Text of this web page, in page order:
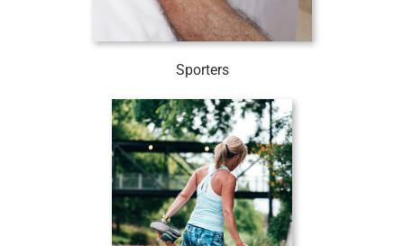
Sporters